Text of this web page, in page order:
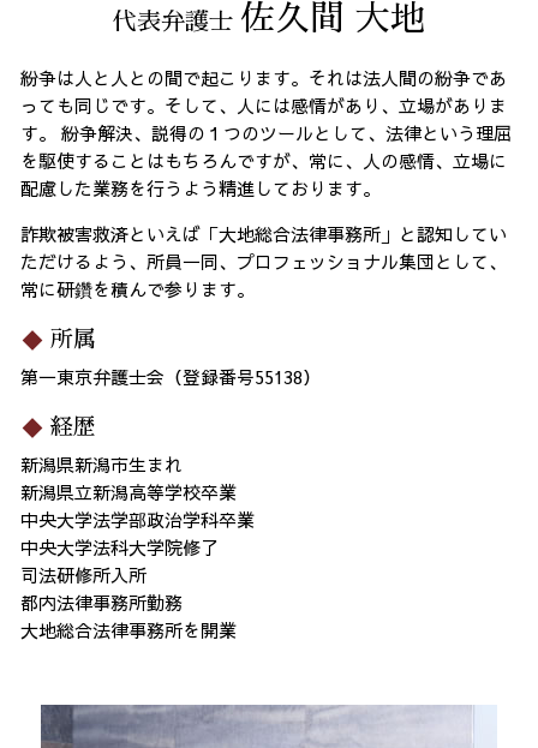
代表弁護士 佐久間 大地
紛争は人と人との間で起こります。それは法人間の紛争であ
っても同じです。そして、人には感情があり、立場がありま
す。 紛争解決、説得の１つのツールとして、法律という理屈
を駆使することはもちろんですが、常に、人の感情、立場に
配慮した業務を行うよう精進しております。
詐欺被害救済といえば「大地総合法律事務所」と認知してい
ただけるよう、所員一同、プロフェッショナル集団として、
常に研鑽を積んで参ります。
所属
第一東京弁護士会（登録番号55138）
経歴
新潟県新潟市生まれ
新潟県立新潟高等学校卒業
中央大学法学部政治学科卒業
中央大学法科大学院修了
司法研修所入所
都内法律事務所勤務
大地総合法律事務所を開業